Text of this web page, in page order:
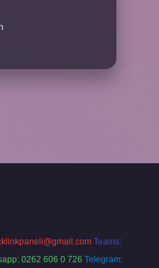
Teams:
0262 606 0 726 Telegram: